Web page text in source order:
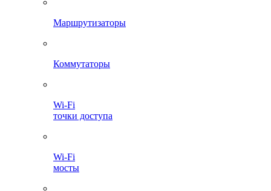
Маршрутизаторы
Коммутаторы
Wi-Fi
точки доступа
Wi-Fi
мосты